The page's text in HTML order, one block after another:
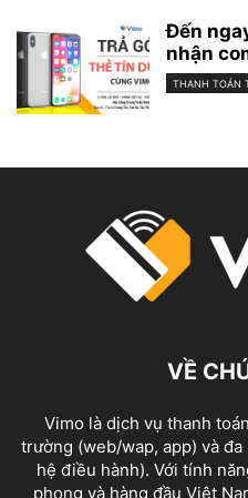
Đến
nhận
THANH TOÁN
VỀ
Vimo là dịch vụ thanh
trường (web/wap, app) và
hệ điều hành). Với tính
phong và hàng đầu Việt